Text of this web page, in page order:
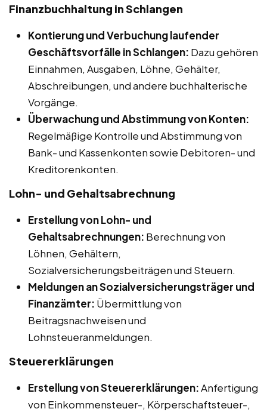
Finanzbuchhaltung in Schlangen
Kontierung und Verbuchung laufender
Geschäftsvorfälle in Schlangen: Dazu gehören
Einnahmen, Ausgaben, Löhne, Gehälter,
Abschreibungen, und andere buchhalterische
Vorgänge.
Überwachung und Abstimmung von Konten:
Regelmäßige Kontrolle und Abstimmung von
Bank- und Kassenkonten sowie Debitoren- und
Kreditorenkonten.
Lohn- und Gehaltsabrechnung
Erstellung von Lohn- und
Gehaltsabrechnungen: Berechnung von
Löhnen, Gehältern,
Sozialversicherungsbeiträgen und Steuern.
Meldungen an Sozialversicherungsträger und
Finanzämter: Übermittlung von
Beitragsnachweisen und
Lohnsteueranmeldungen.
Steuererklärungen
Erstellung von Steuererklärungen:Anfertigung
von Einkommensteuer-, Körperschaftsteuer-,